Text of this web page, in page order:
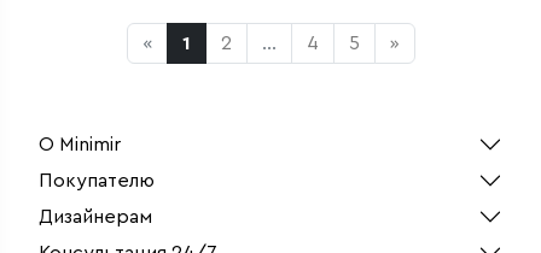
« 1 2 ... 4 5 »
О Minimir
Покупателю
Дизайнерам